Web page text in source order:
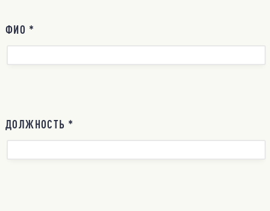
ФИО *
ДОЛЖНОСТЬ *